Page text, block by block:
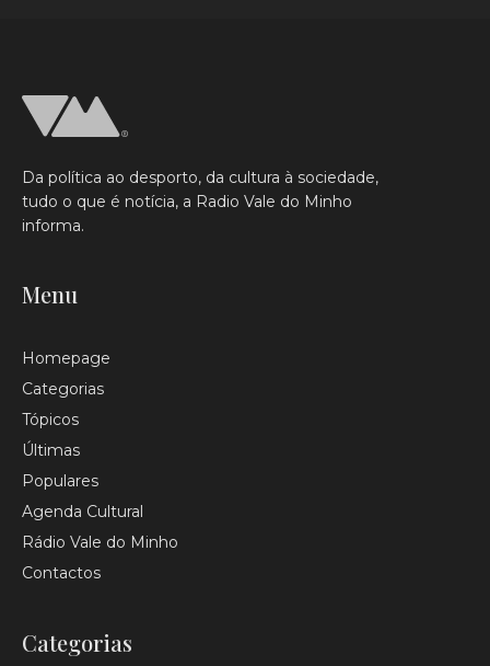
Da política ao desporto, da cultura à sociedade,
tudo o que é notícia, a Radio Vale do Minho
informa.
Menu
Homepage
Categorias
Tópicos
Últimas
Populares
Agenda Cultural
Rádio Vale do Minho
Contactos
Categorias